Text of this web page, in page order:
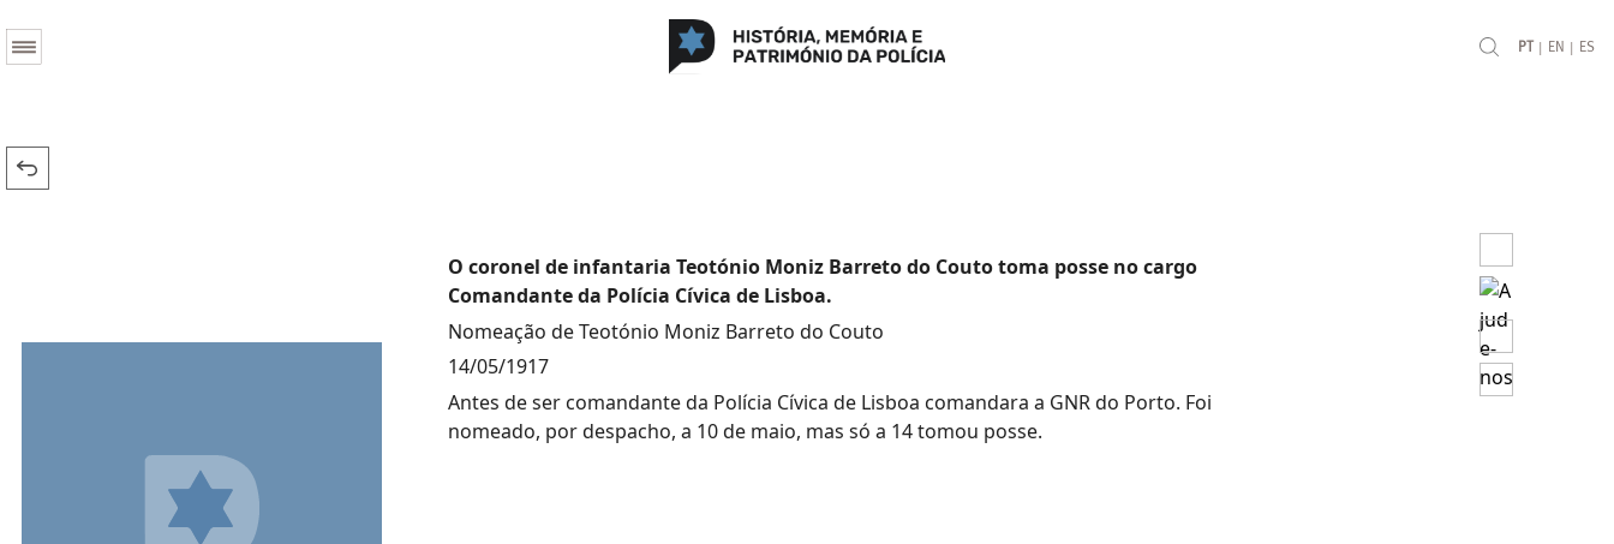
PT | EN | ES
O coronel de infantaria Teotónio Moniz Barreto do Couto toma posse no cargo
Comandante da Polícia Cívica de Lisboa.
Nomeação de Teotónio Moniz Barreto do Couto
14/05/1917
Antes de ser comandante da Polícia Cívica de Lisboa comandara a GNR do Porto. Foi
nomeado, por despacho, a 10 de maio, mas só a 14 tomou posse.